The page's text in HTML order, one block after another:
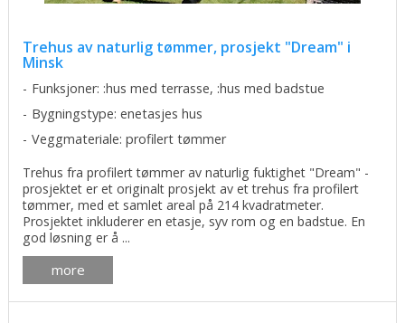
Trehus av naturlig tømmer, prosjekt "Dream" i
Minsk
Funksjoner: :hus med terrasse, :hus med badstue
Bygningstype: enetasjes hus
Veggmateriale: profilert tømmer
Trehus fra profilert tømmer av naturlig fuktighet "Dream" -
prosjektet er et originalt prosjekt av et trehus fra profilert
tømmer, med et samlet areal på 214 kvadratmeter.
Prosjektet inkluderer en etasje, syv rom og en badstue. En
god løsning er å ...
more